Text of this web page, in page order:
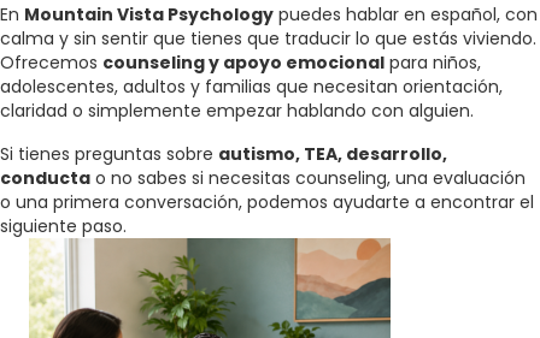
En Mountain Vista Psychology puedes hablar en español, con
calma y sin sentir que tienes que traducir lo que estás viviendo.
Ofrecemos counseling y apoyo emocional para niños,
adolescentes, adultos y familias que necesitan orientación,
claridad o simplemente empezar hablando con alguien.
Si tienes preguntas sobre autismo, TEA, desarrollo,
conducta o no sabes si necesitas counseling, una evaluación
o una primera conversación, podemos ayudarte a encontrar el
siguiente paso.